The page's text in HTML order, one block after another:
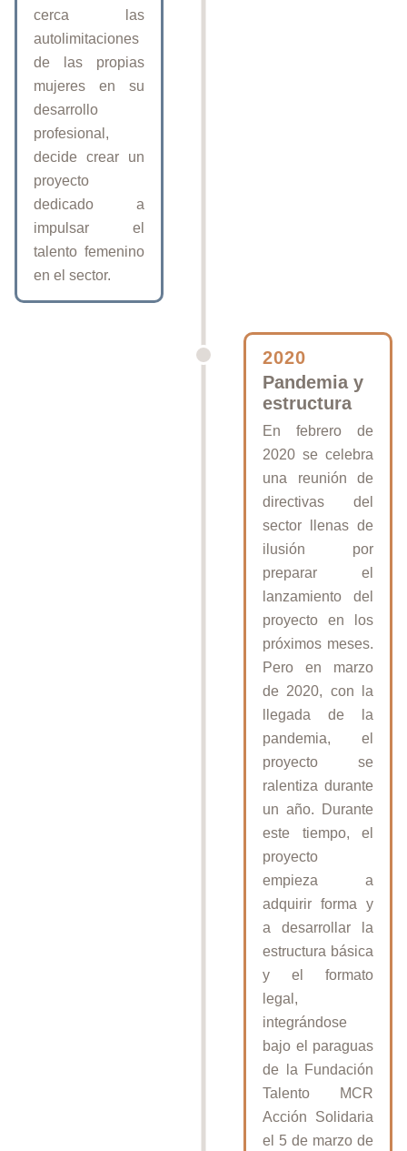
cerca las
autolimitaciones
de las propias
mujeres en su
desarrollo
profesional,
decide crear un
proyecto
dedicado a
impulsar el
talento femenino
en el sector.
2020
Pandemia y
estructura
En febrero de
2020 se celebra
una reunión de
directivas del
sector llenas de
ilusión por
preparar el
lanzamiento del
proyecto en los
próximos meses.
Pero en marzo
de 2020, con la
llegada de la
pandemia, el
proyecto se
ralentiza durante
un año. Durante
este tiempo, el
proyecto
empieza a
adquirir forma y
a desarrollar la
estructura básica
y el formato
legal,
integrándose
bajo el paraguas
de la Fundación
Talento MCR
Acción Solidaria
el 5 de marzo de